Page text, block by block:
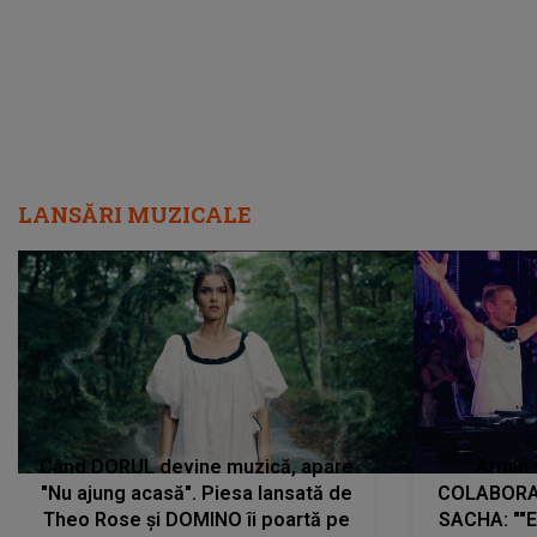
LANSĂRI MUZICALE
Când DORUL devine muzică, apare
"Nu ajung acasă". Piesa lansată de
Theo Rose și DOMINO îi poartă pe
SACHA: